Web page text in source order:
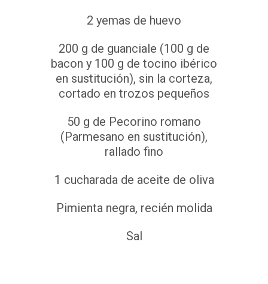
2 yemas de huevo
200 g de guanciale (100 g de
bacon y 100 g de tocino ibérico
en sustitución), sin la corteza,
cortado en trozos pequeños
50 g de Pecorino romano
(Parmesano en sustitución),
rallado fino
1 cucharada de aceite de oliva
Pimienta negra, recién molida
Sal